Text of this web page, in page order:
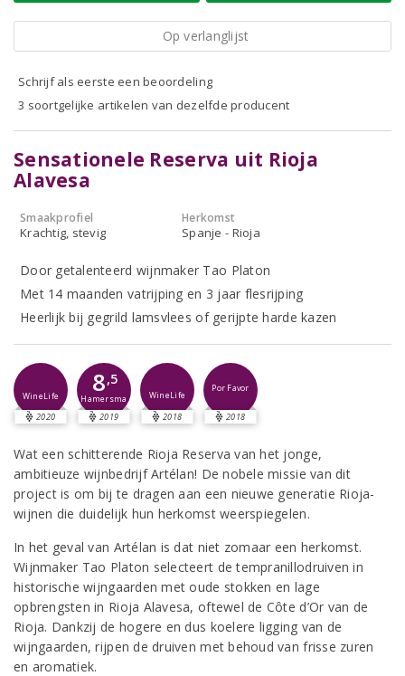
Op verlanglijst
Schrijf als eerste een beoordeling
3 soortgelijke artikelen van dezelfde producent
Sensationele Reserva uit Rioja
Alavesa
Smaakprofiel
Krachtig, stevig
Herkomst
Spanje - Rioja
Door getalenteerd wijnmaker Tao Platon
Met 14 maanden vatrijping en 3 jaar flesrijping
Heerlijk bij gegrild lamsvlees of gerijpte harde kazen
WineLife
2020
8,5
Hamersma
2019
WineLife
2018
Por Favor
2018
Wat een schitterende Rioja Reserva van het jonge,
ambitieuze wijnbedrijf Artélan! De nobele missie van dit
project is om bij te dragen aan een nieuwe generatie Rioja-
wijnen die duidelijk hun herkomst weerspiegelen.
In het geval van Artélan is dat niet zomaar een herkomst.
Wijnmaker Tao Platon selecteert de tempranillodruiven in
historische wijngaarden met oude stokken en lage
opbrengsten in Rioja Alavesa, oftewel de Côte d’Or van de
Rioja. Dankzij de hogere en dus koelere ligging van de
wijngaarden, rijpen de druiven met behoud van frisse zuren
en aromatiek.